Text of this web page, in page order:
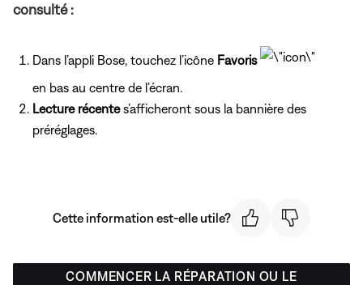
consulté :
Dans l’appli Bose, touchez l’icône Favoris
en bas au centre de l’écran.
Lecture récentes’afficheront sous la bannière des
préréglages.
Cette information est-elle utile?
COMMENCER LA RÉPARATION OU LE